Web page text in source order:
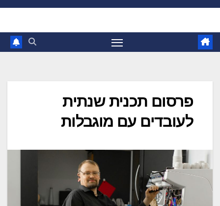
Skip
content
פרסום תכנית שנתית
לעובדים עם מוגבלות